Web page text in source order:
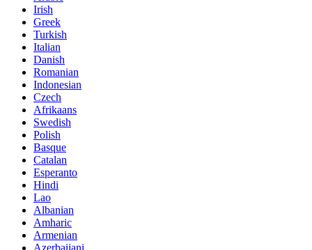
Irish
Greek
Turkish
Italian
Danish
Romanian
Indonesian
Czech
Afrikaans
Swedish
Polish
Basque
Catalan
Esperanto
Hindi
Lao
Albanian
Amharic
Armenian
Azerbaijani